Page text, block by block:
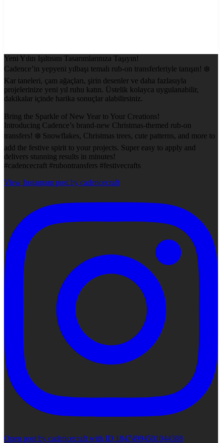
Yeni Yılın Işıltısını Tasarımlarınıza Taşıyın!
Cadence’in yepyeni yılbaşı temalı rub-on transferleriyle tanışın! ❄️
Kar taneleri, çam ağaçları, şirin desenler ve daha fazlasıyla
projelerinize yeni yıl ruhu katın. Üstelik kolayca uygulanabilir,
dakikalar içinde harika sonuçlar alabilirsiniz.
Bring the Sparkle of New Year to Your Creations!
Introducing Cadence’s brand-new Christmas-themed rub-on
transfers! ❄️ Snowflakes, Christmas trees, cute patterns, and more to
add the festive spirit to your projects. Super easy to apply and
delivers stunning results in minutes!
#cadencecraft #rubontransfers #festivecrafts
View Instagram post by cadencecraft
Open post by cadencecraft with ID 18474994501044388